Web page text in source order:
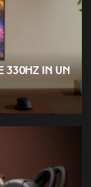
330Hz in un